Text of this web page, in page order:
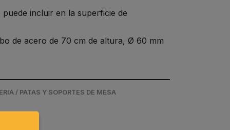
puede incluir en la superficie de
de acero de 70 cm de altura, Ø 60 mm
/ PATAS Y SOPORTES DE MESA